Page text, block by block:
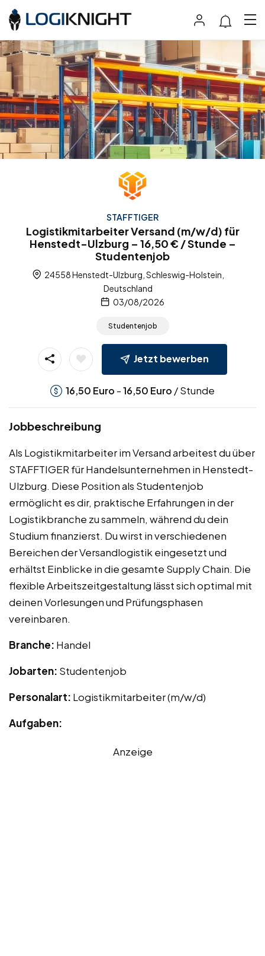
STAFFTIGER
Logistikmitarbeiter Versand (m/w/d) für
Henstedt-Ulzburg – 16,50 € / Stunde –
Studentenjob
24558 Henstedt-Ulzburg, Schleswig-Holstein,
Deutschland
03/08/2026
Studentenjob
Jetzt bewerben
16,50 Euro -16,50 Euro / Stunde
Jobbeschreibung
Als Logistikmitarbeiter im Versand arbeitest du über
STAFFTIGER für Handelsunternehmen in Henstedt-
Ulzburg. Diese Position als Studentenjob
ermöglicht es dir, praktische Erfahrungen in der
Logistikbranche zu sammeln, während du dein
Studium finanzierst. Du wirst in verschiedenen
Bereichen der Versandlogistik eingesetzt und
erhältst Einblicke in die gesamte Supply Chain. Die
flexible Arbeitszeitgestaltung lässt sich optimal mit
deinen Vorlesungen und Prüfungsphasen
vereinbaren.
Branche: Handel
Jobarten: Studentenjob
Personalart: Logistikmitarbeiter (m/w/d)
Aufgaben:
Anzeige